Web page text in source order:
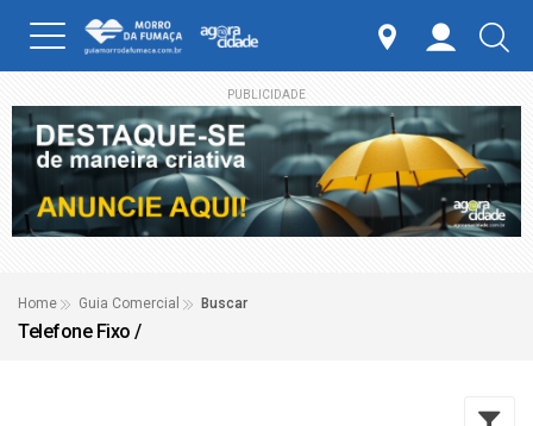
PUBLICIDADE
Home Guia Comercial Buscar
Telefone Fixo /